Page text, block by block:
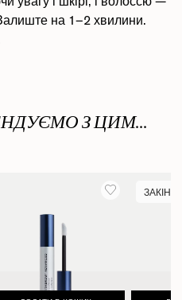
Залиште на 1–2 хвилини.
З ЦИМ...